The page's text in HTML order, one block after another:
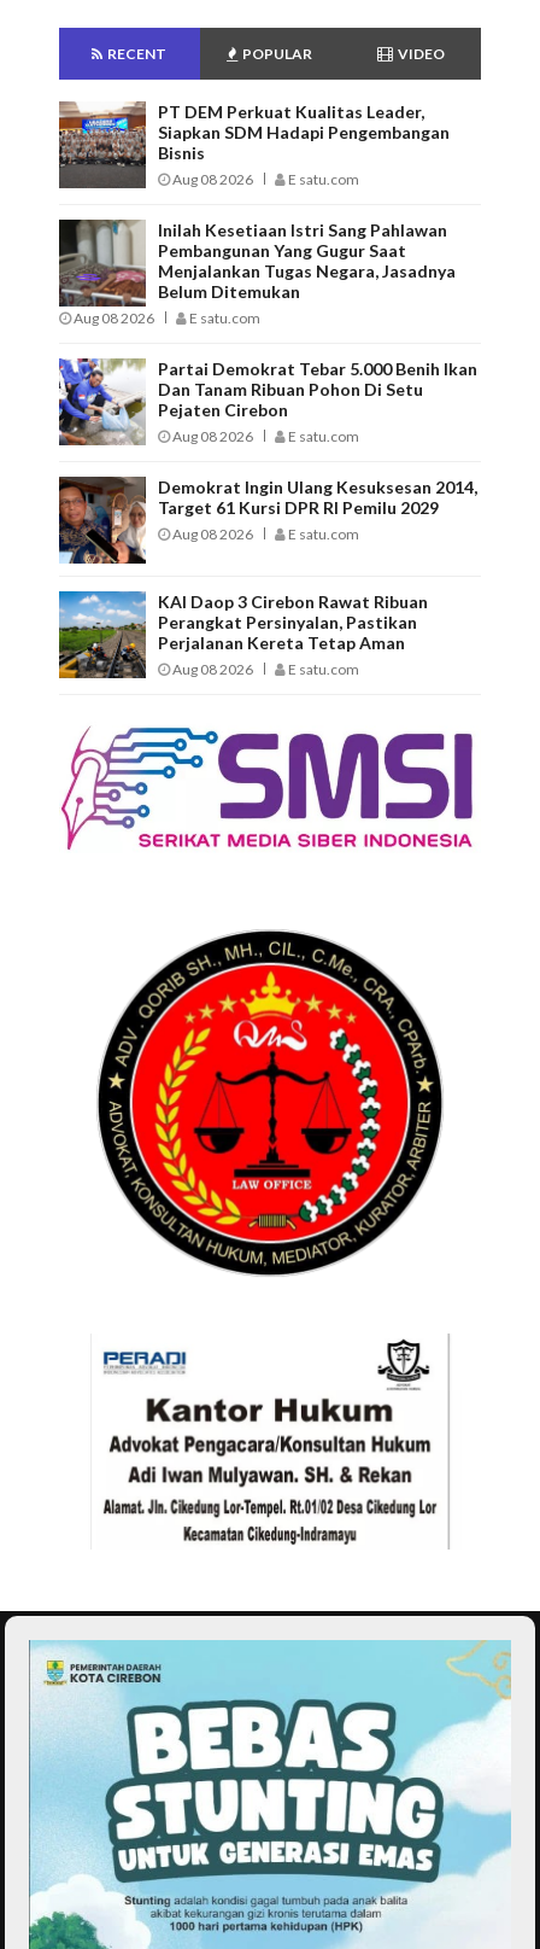
RECENT POPULAR VIDEO
PT DEM Perkuat Kualitas Leader,
Siapkan SDM Hadapi Pengembangan
Bisnis
Aug 08 2026 E satu.com
Inilah Kesetiaan Istri Sang Pahlawan
Pembangunan Yang Gugur Saat
Menjalankan Tugas Negara, Jasadnya
Belum Ditemukan
Aug 08 2026 E satu.com
Partai Demokrat Tebar 5.000 Benih Ikan
Dan Tanam Ribuan Pohon Di Setu
Pejaten Cirebon
Aug 08 2026 E satu.com
Demokrat Ingin Ulang Kesuksesan 2014,
Target 61 Kursi DPR RI Pemilu 2029
Aug 08 2026 E satu.com
KAI Daop 3 Cirebon Rawat Ribuan
Perangkat Persinyalan, Pastikan
Perjalanan Kereta Tetap Aman
Aug 08 2026 E satu.com